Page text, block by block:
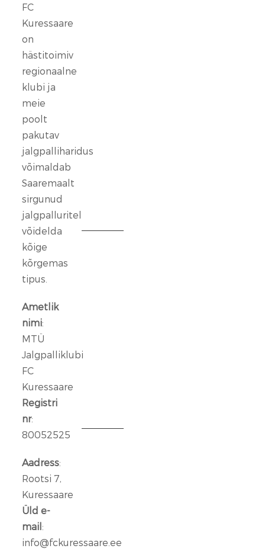
FC
Kuressaare
on
hästitoimiv
regionaalne
klubi ja
meie
poolt
pakutav
jalgpalliharidus
võimaldab
Saaremaalt
sirgunud
jalgpalluritel
võidelda
kõige
kõrgemas
tipus.
Ametlik
nimi:
MTÜ
Jalgpalliklubi
FC
Kuressaare
Registri
nr:
80052525
Aadress:
Rootsi 7,
Kuressaare
Üld e-
mail:
info@fckuressaare.ee